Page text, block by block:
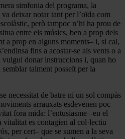
simfonia del programa, la
deixar notar tant per l’oïda com
però tampoc n’hi ha prou de
entre els músics, ben a prop dels
a prop en alguns moments– i, si cal,
fins a acostar-se als vents o a
vulgui donar instruccions i, quan ho
talment posseït per la
necessitat de batre ni un sol compàs
arrauxats esdevenen poc
fora mida: l’entusiasme –en el
es contagien al col·lectiu
per cert– que se sumen a la seva